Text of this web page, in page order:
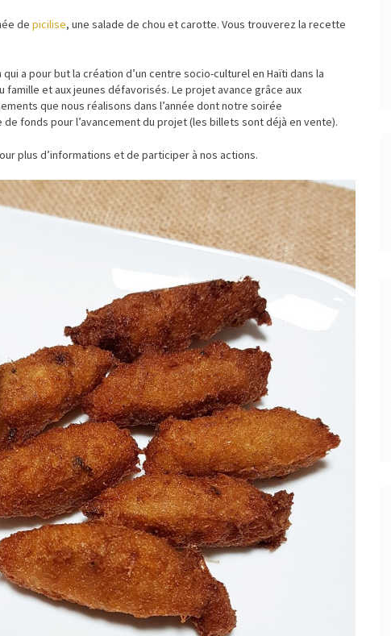
de picilise, une salade de chou et carotte. Vous trouverez la recette
a pour but la création d’un centre socio-culturel en Haïti dans la
famille et aux jeunes défavorisés. Le projet avance grâce aux
que nous réalisons dans l’année dont notre soirée
fonds pour l’avancement du projet (les billets sont déjà en vente).
plus d’informations et de participer à nos actions.